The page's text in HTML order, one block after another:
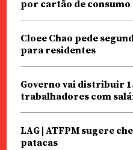
por cartão de consumo
Cloee Chao pede
para residentes
Governo vai distribuir
trabalhadores com
LAG | ATFPM sugere
patacas